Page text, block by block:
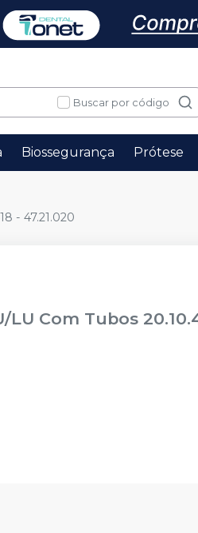
Buscar por código
Biossegurança Prótese
- 47.21.020
Com Tubos